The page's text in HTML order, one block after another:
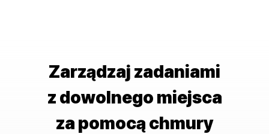
Zarządzaj zadaniami
z dowolnego miejsca
za pomocą chmury